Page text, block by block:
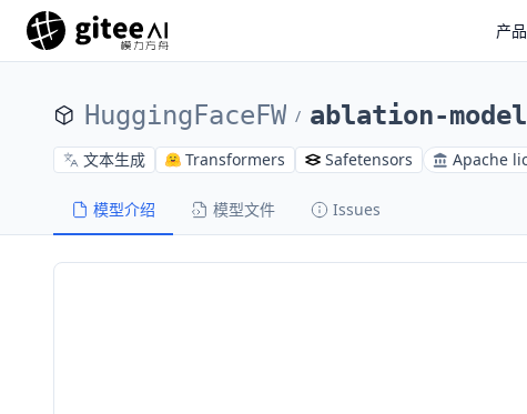
产品
HuggingFaceFW / ablation-
文本生成 Transformers Safetensors Apache
模型介绍 模型文件 Issues